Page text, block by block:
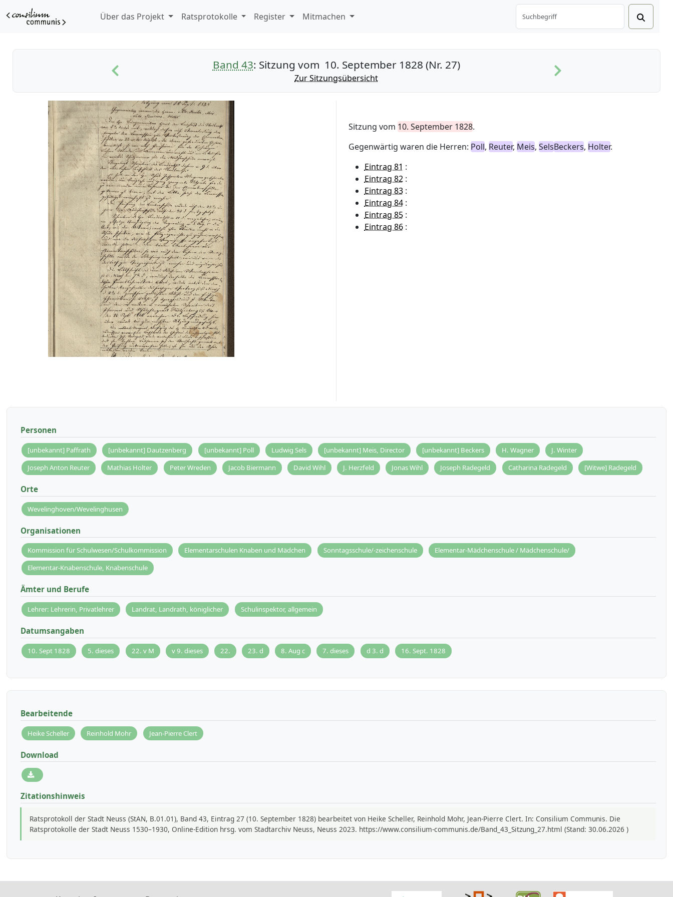
Über das Projekt Ratsprotokolle Register Mitmachen
Band 43: Sitzung vom 10. September 1828 (Nr. 27)
Zur Sitzungsübersicht
Sitzung vom 10. September 1828.
Gegenwärtig waren die Herren: Poll, Reuter, Meis, SelsBeckers, Holter.
Eintrag 81 :
Eintrag 82:
Eintrag 83:
Eintrag 84:
Eintrag 85:
Eintrag 86:
Personen
[unbekannt] Paffrath [unbekannt] Dautzenberg [unbekannt] Poll Ludwig Sels [unbekannt] Meis, Director [unbekannt] Beckers H. Wagner
J. Winter
Joseph Anton Reuter
Mathias Holter Peter Wreden Jacob Biermann David Wihl J. Herzfeld Jonas Wihl Joseph Radegeld Catharina Radegeld [Witwe] Radegeld
Orte
Wevelinghoven/Wevelinghusen
Organisationen
Kommission für Schulwesen/Schulkommission Elementarschulen Knaben und Mädchen Sonntagsschule/-zeichenschule
Elementar-Mädchenschule / Mädchenschule/
Elementar-Knabenschule, Knabenschule
Ämter und Berufe
Lehrer: Lehrerin, Privatlehrer Landrat, Landrath, königlicher Schulinspektor, allgemein
Datumsangaben
10. Sept 1828 5. dieses 22. v M v 9. dieses 22. 23. d 8. Aug c 7. dieses d 3. d 16. Sept. 1828
Bearbeitende
Heike Scheller Reinhold Mohr Jean-Pierre Clert
Download
Zitationshinweis
Ratsprotokoll der Stadt Neuss (StAN, B.01.01), Band 43, Eintrag 27 (10. September 1828) bearbeitet von Heike Scheller, Reinhold Mohr, Jean-Pierre Clert. In: Consilium Communis. Die
Ratsprotokolle der Stadt Neuss 1530–1930, Online-Edition hrsg. vom Stadtarchiv Neuss, Neuss 2023. https://www.consilium-communis.de/Band_43_Sitzung_27.html (Stand: 30.06.2026 )